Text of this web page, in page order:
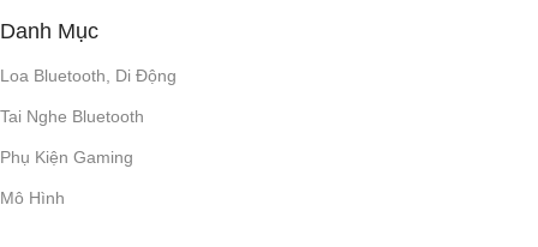
Danh Mục
Loa Bluetooth, Di Động
Tai Nghe Bluetooth
Phụ Kiện Gaming
Mô Hình